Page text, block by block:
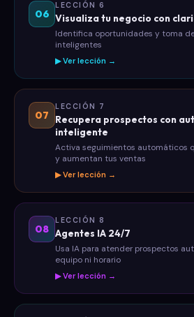
06
LECCIÓN 6
Visualiza tu negocio con
Identifica oportunidades y toma
inteligentes
▶ Ver lección →
07
LECCIÓN 7
Recupera prospectos con
inteligente
Activa seguimientos automáticos
y aumentan tus ventas
▶ Ver lección →
08
LECCIÓN 8
Agentes IA 24/7
Usa IA para atender prospectos
equipo ni horario
▶ Ver lección →